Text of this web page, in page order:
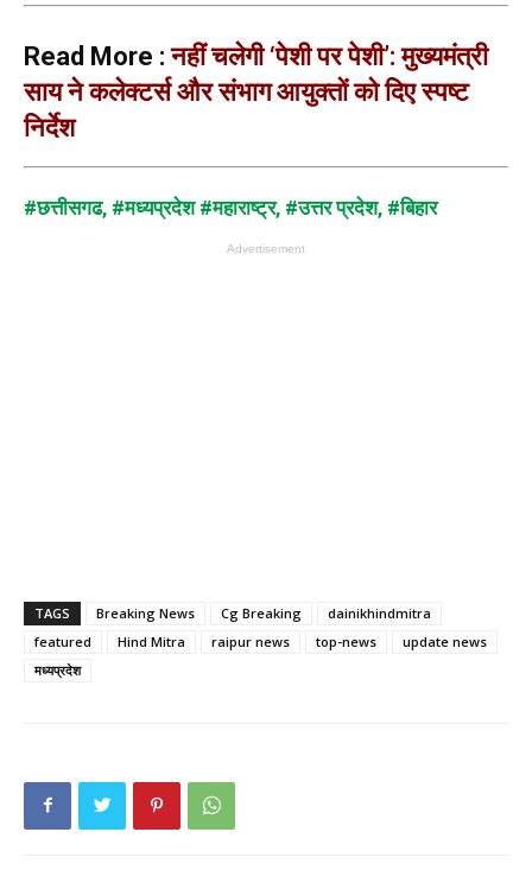
Read More :नहीं चलेगी ‘पेशी पर पेशी’: मुख्यमंत्री
साय ने कलेक्टर्स और संभाग आयुक्तों को दिए स्पष्ट
निर्देश
#छत्तीसगढ, #मध्यप्रदेश #महाराष्ट्र, #उत्तर प्रदेश, #बिहार
Advertisement
TAGS Breaking News Cg Breaking
dainikhindmitra
featured
Hind Mitra raipur news top-news
update news
मध्यप्रदेश